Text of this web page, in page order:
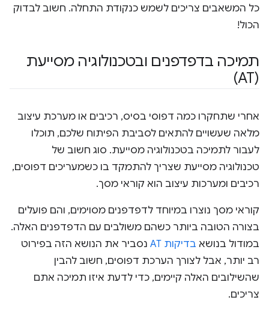
כל המשאבים צריכים לשמש כנקודת התחלה. חשוב לבדוק
הכול!
תמיכה בדפדפנים ובטכנולוגיה מסייעת
(AT)
אחרי שתחקרו כמה דפוסי בסיס, רכיבים או מערכת עיצוב
מלאה שעשויים להתאים לסביבת הפיתוח שלכם, תוכלו
לעבור לתמיכה בטכנולוגיה מסייעת. סוג חשוב של
טכנולוגיה מסייעת שצריך להתמקד בו כשמעריכים דפוסים,
רכיבים ומערכות עיצוב הוא קוראי מסך.
קוראי מסך נוצרו במיוחד לדפדפנים מסוימים, והם פועלים
בצורה הטובה ביותר כשהם משולבים עם הדפדפנים האלה.
במודול בנושא בדיקות AT
נסביר את הנושא הזה בפירוט
רב יותר, אבל לצורך הערכת דפוסים, חשוב להבין
שהשילובים האלה קיימים, כדי לדעת איזו תמיכה אתם
צריכים.